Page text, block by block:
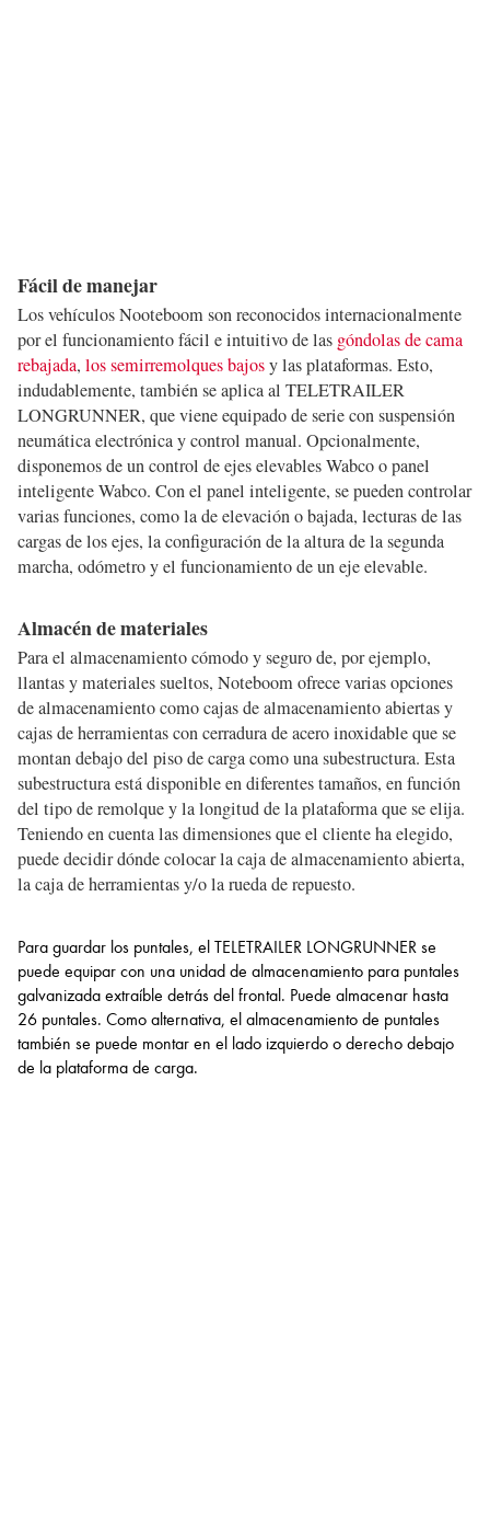
Fácil de manejar
Los vehículos Nooteboom son reconocidos internacionalmente
por el funcionamiento fácil e intuitivo de las góndolas de cama
rebajada,los semirremolques bajosy las plataformas. Esto,
indudablemente, también se aplica al TELETRAILER
LONGRUNNER, que viene equipado de serie con suspensión
neumática electrónica y control manual. Opcionalmente,
disponemos de un control de ejes elevables Wabco o panel
inteligente Wabco. Con el panel inteligente, se pueden controlar
varias funciones, como la de elevación o bajada, lecturas de las
cargas de los ejes, la configuración de la altura de la segunda
marcha, odómetro y el funcionamiento de un eje elevable.
Almacén de materiales
Para el almacenamiento cómodo y seguro de, por ejemplo,
llantas y materiales sueltos, Noteboom ofrece varias opciones
de almacenamiento como cajas de almacenamiento abiertas y
cajas de herramientas con cerradura de acero inoxidable que se
montan debajo del piso de carga como una subestructura. Esta
subestructura está disponible en diferentes tamaños, en función
del tipo de remolque y la longitud de la plataforma que se elija.
Teniendo en cuenta las dimensiones que el cliente ha elegido,
puede decidir dónde colocar la caja de almacenamiento abierta,
la caja de herramientas y/o la rueda de repuesto.
Para guardar los puntales, el TELETRAILER LONGRUNNER se
puede equipar con una unidad de almacenamiento para puntales
galvanizada extraíble detrás del frontal. Puede almacenar hasta
26 puntales. Como alternativa, el almacenamiento de puntales
también se puede montar en el lado izquierdo o derecho debajo
de la plataforma de carga.